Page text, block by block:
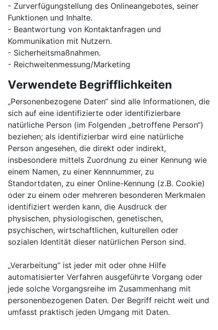
- Zurverfügungstellung des Onlineangebotes, seiner
Funktionen und Inhalte.
- Beantwortung von Kontaktanfragen und
Kommunikation mit Nutzern.
- Sicherheitsmaßnahmen.
- Reichweitenmessung/Marketing
Verwendete Begrifflichkeiten
„Personenbezogene Daten“ sind alle Informationen, die
sich auf eine identifizierte oder identifizierbare
natürliche Person (im Folgenden „betroffene Person“)
beziehen; als identifizierbar wird eine natürliche
Person angesehen, die direkt oder indirekt,
insbesondere mittels Zuordnung zu einer Kennung wie
einem Namen, zu einer Kennnummer, zu
Standortdaten, zu einer Online-Kennung (z.B. Cookie)
oder zu einem oder mehreren besonderen Merkmalen
identifiziert werden kann, die Ausdruck der
physischen, physiologischen, genetischen,
psychischen, wirtschaftlichen, kulturellen oder
sozialen Identität dieser natürlichen Person sind.
„Verarbeitung“ ist jeder mit oder ohne Hilfe
automatisierter Verfahren ausgeführte Vorgang oder
jede solche Vorgangsreihe im Zusammenhang mit
personenbezogenen Daten. Der Begriff reicht weit und
umfasst praktisch jeden Umgang mit Daten.